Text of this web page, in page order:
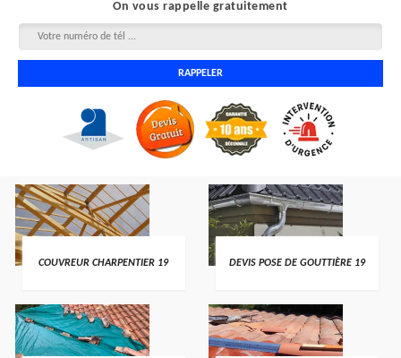
On vous rappelle gratuitement
COUVREUR CHARPENTIER 19 DEVIS POSE DE GOUTTIÈRE 19